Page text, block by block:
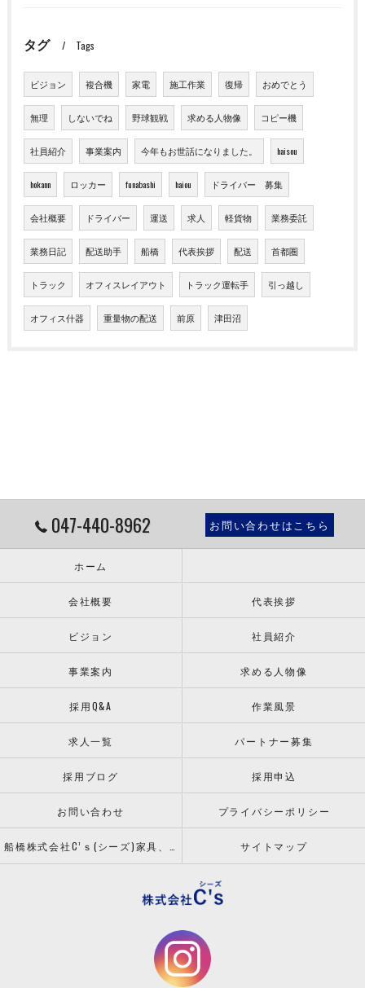
タグ Tags
ビジョン 複合機 家電 施工作業 復帰 おめでとう
無理 しないでね 野球観戦 求める人物像 コピー機
社員紹介 事業案内 今年もお世話になりました。 haisou
hokann ロッカー funabashi haiou ドライバー 募集
会社概要 ドライバー 運送 求人 軽貨物 業務委託
業務日記 配送助手 船橋 代表挨拶 配送 首都圏
トラック オフィスレイアウト トラック運転手 引っ越し
オフィス什器 重量物の配送 前原 津田沼
047-440-8962 お問い合わせはこちら
ホーム
会社概要 代表挨拶
ビジョン 社員紹介
事業案内 求める人物像
採用Q&A 作業風景
求人一覧 パートナー募集
採用ブログ 採用申込
お問い合わせ プライバシーポリシー
サイトマップ